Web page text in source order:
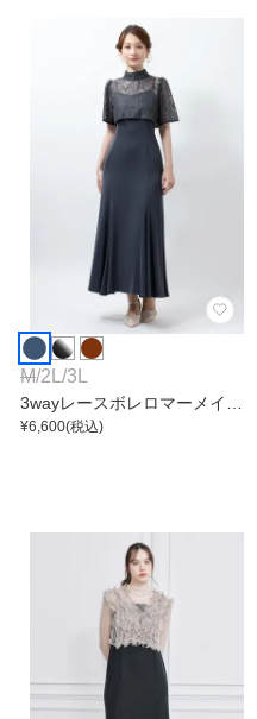
M/2L /3L
3wayレースボレロマーメイド
ワンピース
¥6,600(税込)